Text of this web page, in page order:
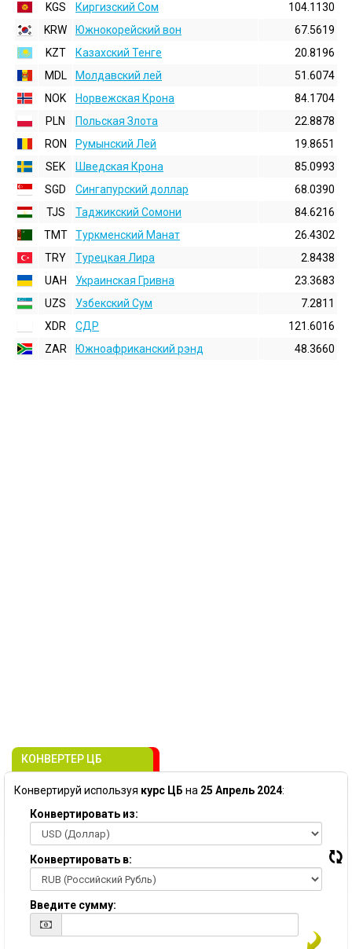
KGS
Киргизский Сом
104.1130
KRW
Южнокорейский вон
67.5619
KZT
Казахский Тенге
20.8196
MDL
Молдавский лей
51.6074
NOK
Норвежская Крона
84.1704
PLN
Польская Злота
22.8878
RON
Румынский Лей
19.8651
SEK
Шведская Крона
85.0993
SGD
Сингапурский доллар
68.0390
TJS
Таджикский Сомони
84.6216
TMT
Туркменский Манат
26.4302
TRY
Турецкая Лира
2.8438
UAH
Украинская Гривна
23.3683
UZS
Узбекский Сум
7.2811
XDR
СДР
121.6016
ZAR
Южноафриканский рэнд 48.3660
КОНВЕРТЕР ЦБ
Конвертируй используя курс ЦБ на 25 Апрель 2024:
Конвертировать из:
Конвертировать в:
Введите сумму: